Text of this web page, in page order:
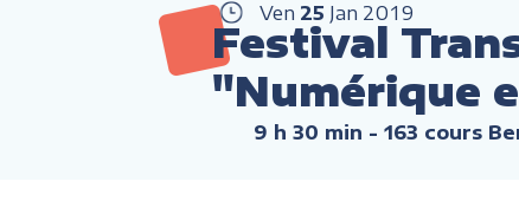
Ven 25 Jan 2019
Festival
"Numérique
9 h 30 min - 163 cours